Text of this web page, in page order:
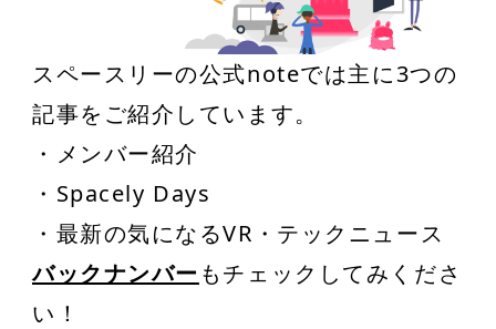
スペースリーの公式noteでは主に3つの
記事をご紹介しています。
・メンバー紹介
・Spacely Days
・最新の気になるVR・テックニュース
バックナンバー もチェックしてみくださ
い！